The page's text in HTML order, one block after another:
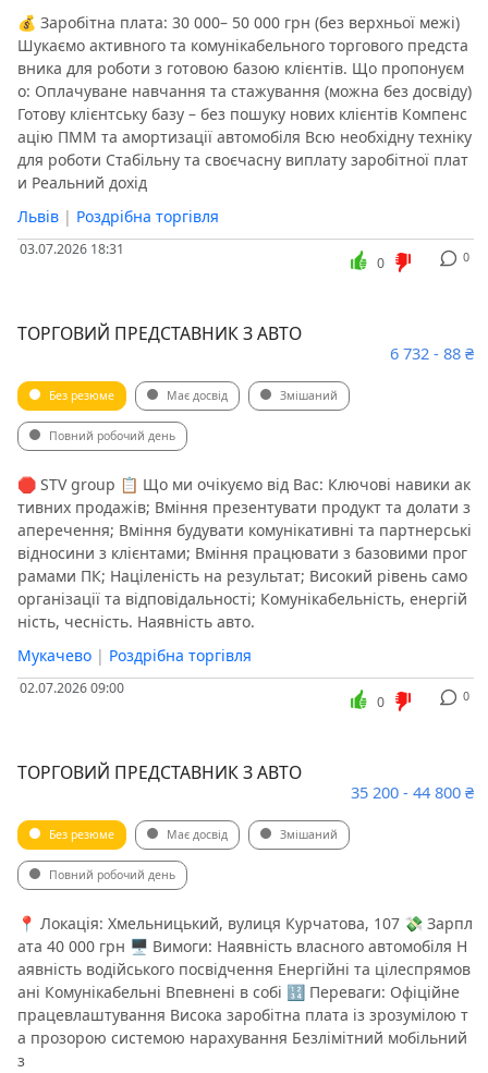
💰 Заробітна плата: 30 000– 50 000 грн (без верхньої межі)
Шукаємо активного та комунікабельного торгового предста
вника для роботи з готовою базою клієнтів. Що пропонуєм
о: Оплачуване навчання та стажування (можна без досвіду)
Готову клієнтську базу – без пошуку нових клієнтів Компенс
ацію ПММ та амортизації автомобіля Всю необхідну техніку
для роботи Стабільну та своєчасну виплату заробітної плат
и Реальний дохід
Львів | Роздрібна торгівля
03.07.2026 18:31 0
0
ТОРГОВИЙ ПРЕДСТАВНИК З АВТО
6 732 - 88 ₴
Без резюме Має досвід Змішаний
Повний робочий день
🛑 STV group 📋 Що ми очікуємо від Вас: Ключові навики ак
тивних продажів; Вміння презентувати продукт та долати з
аперечення; Вміння будувати комунікативні та партнерські
відносини з клієнтами; Вміння працювати з базовими прог
рамами ПК; Націленість на результат; Високий рівень само
організації та відповідальності; Комунікабельність, енергій
ність, чесність. Наявність авто.
Мукачево | Роздрібна торгівля
02.07.2026 09:00 0
0
ТОРГОВИЙ ПРЕДСТАВНИК З АВТО
35 200 - 44 800 ₴
Без резюме Має досвід Змішаний
Повний робочий день
📍 Локація: Хмельницький, вулиця Курчатова, 107 💸 Зарпл
ата 40 000 грн 🖥 Вимоги: Наявність власного автомобіля Н
аявність водійського посвідчення Енергійні та цілеспрямов
ані Комунікабельні Впевнені в собі 🔢 Переваги: Офіційне
працевлаштування Висока заробітна плата із зрозумілою т
а прозорою системою нарахування Безлімітний мобільний
з